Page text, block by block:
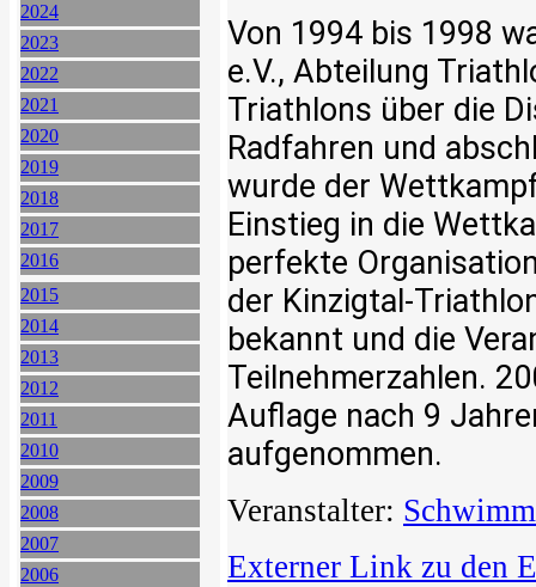
2024
2023
2022
2021
2020
2019
2018
2017
2016
2015
2014
2013
2012
2011
2010
2009
2008
2007
2006
Von 1994 bis 1998
e.V., Abteilung
Triathlons über die
Radfahren und
wurde der
Einstieg in die
perfekte
der Kinzigtal-
bekannt und die
Teilnehmerzahlen.
Auflage nach 9
aufgenommen.
Veranstalter:
Externer Link zu den